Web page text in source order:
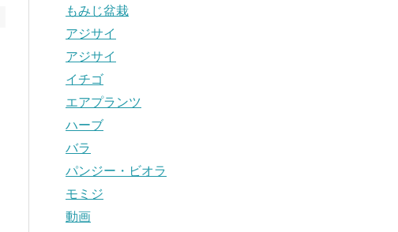
もみじ盆栽
アジサイ
アジサイ
イチゴ
エアプランツ
ハーブ
バラ
パンジー・ビオラ
モミジ
動画